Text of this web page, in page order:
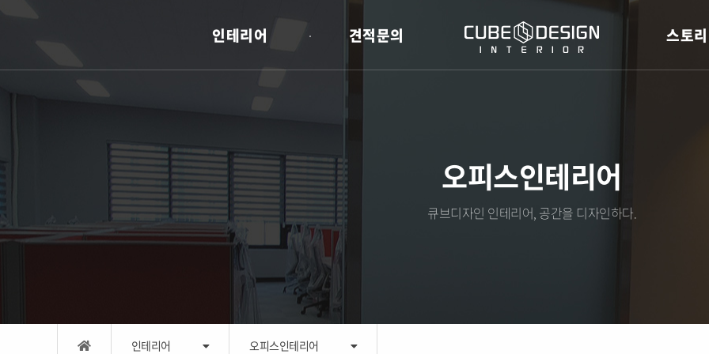
인테리어 견적문의 스토리
오피스인테리어
큐브디자인 인테리어, 공간을 디자인하다.
인테리어 오피스인테리어